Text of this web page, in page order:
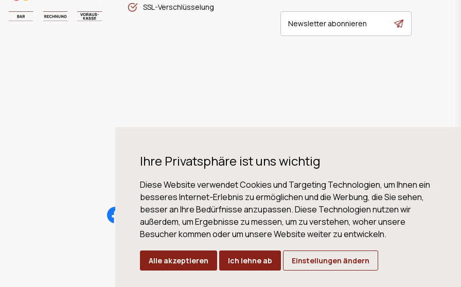
Ihre Privatsphäre ist uns wichtig
Diese Website verwendet Cookies und Targeting Technologien, um Ihnen ein
besseres Internet-Erlebnis zu ermöglichen und die Werbung, die Sie sehen,
besser an Ihre Bedürfnisse anzupassen. Diese Technologien nutzen wir
außerdem, um Ergebnisse zu messen, um zu verstehen, woher unsere
Besucher kommen oder um unsere Website weiter zu entwickeln.
Alle akzeptieren Ich lehne ab Einstellungen ändern
SSL-Verschlüsselung
Newsletter abonnieren
AGB Datenschutz Impressum Cookies